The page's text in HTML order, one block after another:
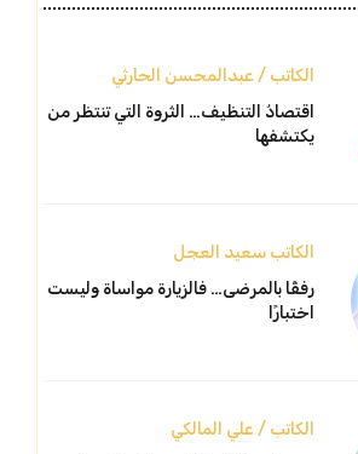
الكاتب / عبدالمحسن الحارثي
اقتصادُ التنظيف… الثروة التي تنتظر من
يكتشفها
الكاتب سعيد العجل
رفقًا بالمرضى… فالزيارة مواساة وليست
اختبارًا
الكاتب / علي المالكي